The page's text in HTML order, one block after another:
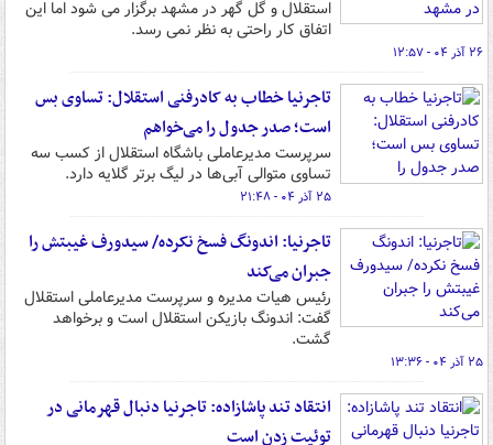
استقلال و گل گهر در مشهد برگزار می شود اما این
اتفاق کار راحتی به نظر نمی رسد.
۲۶ آذر ۰۴ - ۱۲:۵۷
تاجرنیا خطاب به کادرفنی استقلال: تساوی بس
است؛ صدر جدول را می‌خواهم
سرپرست مدیرعاملی باشگاه استقلال از کسب سه
تساوی متوالی آبی‌ها در لیگ برتر گلایه دارد.
۲۵ آذر ۰۴ - ۲۱:۴۸
تاجرنیا: اندونگ فسخ نکرده/ سیدورف غیبتش را
جبران می‌کند
رئیس هیات مدیره و سرپرست مدیرعاملی استقلال
گفت: اندونگ بازیکن استقلال است و برخواهد
گشت.
۲۵ آذر ۰۴ - ۱۳:۳۶
انتقاد تند پاشازاده: تاجرنیا دنبال قهرمانی در
توئیت زدن است